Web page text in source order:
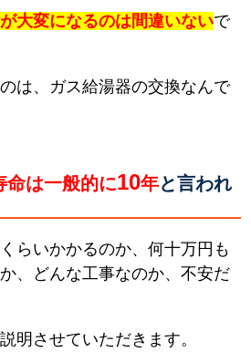
大変になるのは間違いないで
は、ガス給湯器の交換なんで
命は一般的に10年と言われ
らいかかるのか、何十万円も
、どんな工事なのか、不安だ
明させていただきます。